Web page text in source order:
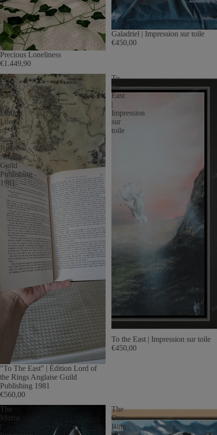
Precious Loneliness
€1.449,90
Galadriel | Impression sur toile
€450,00
"To
The
East"
|
Édition
Lord
of
the
Rings
Anglaise
Guild
Publishing
1981
"To The East" | Édition Lord of
the Rings Anglaise Guild
Publishing 1981
€560,00
To
the
East
|
Impression
sur
toile
To the East | Impression sur toile
€450,00
The
Mirror
|
The
One
Ring